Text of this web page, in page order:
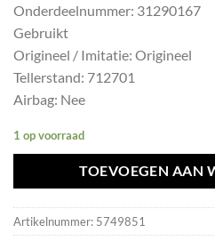
Onderdeelnummer: 31290167
Gebruikt
Origineel / Imitatie: Origineel
Tellerstand: 712701
Airbag: Nee
1 op voorraad
TOEVOEGEN AAN
Artikelnummer: 5749851